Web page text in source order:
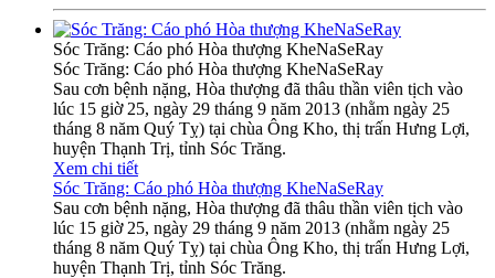
Sóc Trăng: Cáo phó Hòa thượng KheNaSeRay
Sóc Trăng: Cáo phó Hòa thượng KheNaSeRay
Sau cơn bệnh nặng, Hòa thượng đã thâu thần viên tịch vào
lúc 15 giờ 25, ngày 29 tháng 9 năm 2013 (nhằm ngày 25
tháng 8 năm Quý Tỵ) tại chùa Ông Kho, thị trấn Hưng Lợi,
huyện Thạnh Trị, tỉnh Sóc Trăng.
Xem chi tiết
Sóc Trăng: Cáo phó Hòa thượng KheNaSeRay
Sau cơn bệnh nặng, Hòa thượng đã thâu thần viên tịch vào
lúc 15 giờ 25, ngày 29 tháng 9 năm 2013 (nhằm ngày 25
tháng 8 năm Quý Tỵ) tại chùa Ông Kho, thị trấn Hưng Lợi,
huyện Thạnh Trị, tỉnh Sóc Trăng.